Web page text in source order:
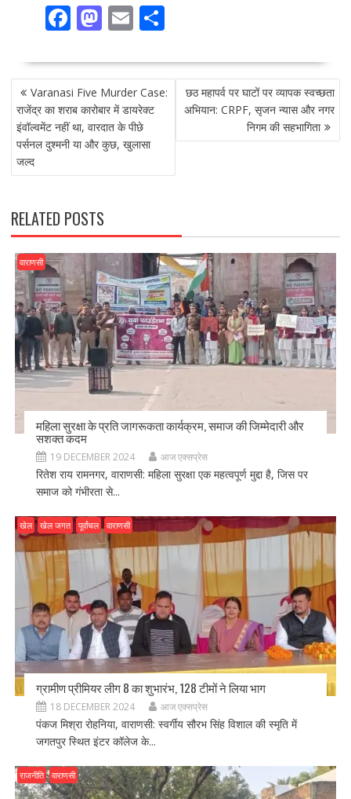
F
e
b
o
o
k
M
to
d
o
n
E
ai
l
S
ar
e
POST
NAVIGATION
Varanasi Five Murder Case:
राजेंद्र का शराब कारोबार में डायरेक्ट
इंवॉल्वमेंट नहीं था, वारदात के पीछे
पर्सनल दुश्मनी या और कुछ, खुलासा
जल्द
छठ महापर्व पर घाटों पर व्यापक स्वच्छता
अभियान: CRPF, सृजन न्यास और नगर
निगम की सहभागिता
RELATED POSTS
वाराणसी
महिला सुरक्षा के प्रति जागरूकता कार्यक्रम, समाज की जिम्मेदारी और
सशक्त कदम
19 DECEMBER 2024 आज एक्सप्रेस
रितेश राय रामनगर, वाराणसी: महिला सुरक्षा एक महत्वपूर्ण मुद्दा है, जिस पर
समाज को गंभीरता से...
खेल खेल जगत पूर्वांचल वाराणसी
ग्रामीण प्रीमियर लीग 8 का शुभारंभ, 128 टीमों ने लिया भाग
18 DECEMBER 2024 आज एक्सप्रेस
पंकज मिश्रा रोहनिया, वाराणसी: स्वर्गीय सौरभ सिंह विशाल की स्मृति में
जगतपुर स्थित इंटर कॉलेज के...
राजनीति वाराणसी